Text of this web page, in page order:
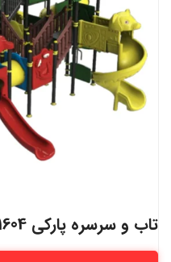
تاب و سرسره پارکی 1604